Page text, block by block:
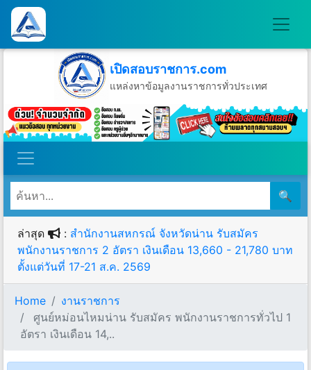
เปิดสอบราชการ.com
แหล่งหาข้อมูลงานราชการทั่วประเทศ
วันเสาร์ที่ 8 เดือนสิงหาคม พ.ศ.2569
🔍
ล่าสุด : สำนักงานสหกรณ์ จังหวัดน่าน รับสมัคร
พนักงานราชการ 2 อัตรา เงินเดือน 13,660 - 21,780 บาท
ตั้งแต่วันที่ 17-21 ส.ค. 2569
Home
งานราชการ
ศูนย์หม่อนไหมน่าน รับสมัคร พนักงานราชการทั่วไป 1
อัตรา เงินเดือน 14,..